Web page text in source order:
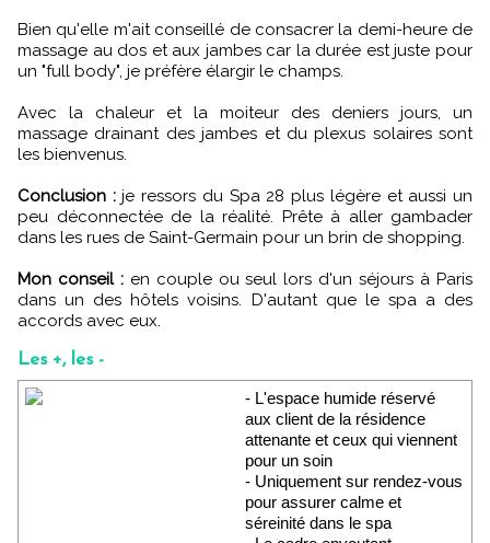
Bien qu'elle m'ait conseillé de consacrer la demi-heure de
massage au dos et aux jambes car la durée est juste pour
un "full body", je préfère élargir le champs.
Avec la chaleur et la moiteur des deniers jours, un
massage drainant des jambes et du plexus solaires sont
les bienvenus.
Conclusion :je ressors du Spa 28 plus légère et aussi un
peu déconnectée de la réalité. Prête à aller gambader
dans les rues de Saint-Germain pour un brin de shopping.
Mon conseil :en couple ou seul lors d'un séjours à Paris
dans un des hôtels voisins. D'autant que le spa a des
accords avec eux.
Les +, les -
- L'espace humide réservé
aux client de la résidence
attenante et ceux qui viennent
pour un soin
- Uniquement sur rendez-vous
pour assurer calme et
séreinité dans le spa